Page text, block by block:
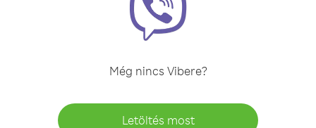
Még nincs Vibere?
Letöltés most